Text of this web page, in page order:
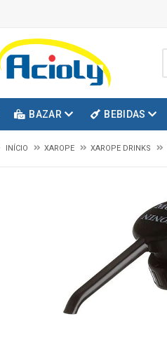
BAZAR BEBIDAS
INÍCIO XAROPE XAROPE DRINKS